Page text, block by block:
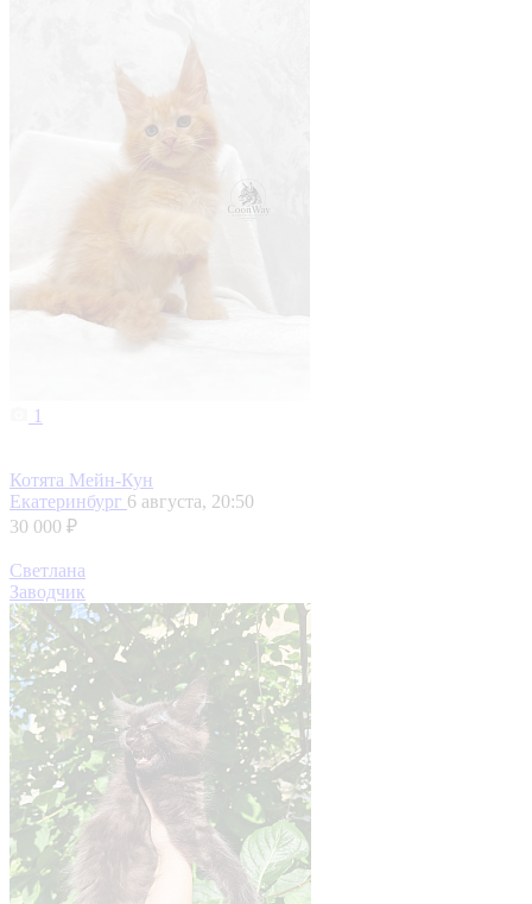
1
Котята Мейн-Кун
Екатеринбург 6 августа, 20:50
30 000 ₽
Светлана
Заводчик